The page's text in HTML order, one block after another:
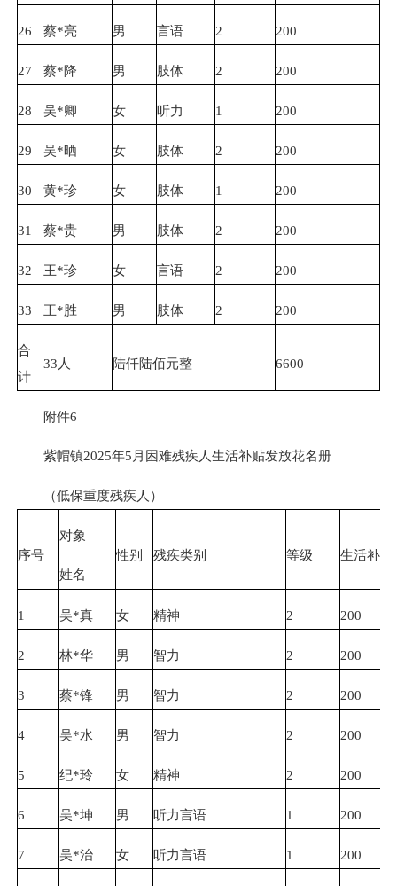
26 蔡*亮 男 言语 2 200
27 蔡*降 男 肢体 2 200
28 吴*卿 女 听力 1 200
29 吴*晒 女 肢体 2 200
30 黄*珍 女 肢体 1 200
31 蔡*贵 男 肢体 2 200
32 王*珍 女 言语 2 200
33 王*胜 男 肢体 2 200
合
计
33人 陆仟陆佰元整 6600
附件6
紫帽镇2025年5月困难残疾人生活补贴发放花名册
（低保重度残疾人）
序号
对象
姓名
性别 残疾类别 等级 生活补贴
1 吴*真 女 精神 2 200
2 林*华 男 智力 2 200
3 蔡*锋 男 智力 2 200
4 吴*水 男 智力 2 200
5 纪*玲 女 精神 2 200
6 吴*坤 男 听力言语 1 200
7 吴*治 女 听力言语 1 200